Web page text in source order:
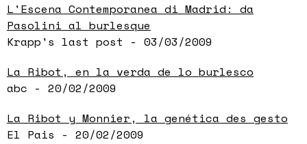
L'Escena Contemporanea di Madrid: da
Pasolini al burlesque
Krapp's last post - 03/03/2009
La Ribot, en la verda de lo burlesco
abc - 20/02/2009
La Ribot y Monnier, la genética des gesto
El Pais - 20/02/2009